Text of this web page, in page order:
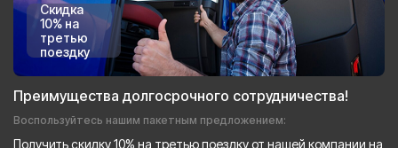
Скидка
10% на
третью
поездку
Преимущества долгосрочного сотрудничества!
Воспользуйтесь нашим пакетным предложением:
Получить скидку 10% на третью поездку от нашей компании на